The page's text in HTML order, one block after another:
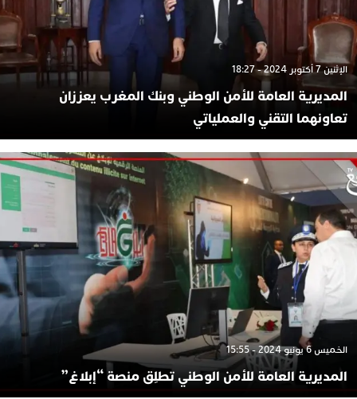
الإثنين 7 أكتوبر 2024 - 18:27
المديرية العامة للأمن الوطني وبنك المغرب يعززان
تعاونهما التقني والعملياتي
الخميس 6 يونيو 2024 - 15:55
المديرية العامة للأمن الوطني تطلِق منصة “إبلاغ”